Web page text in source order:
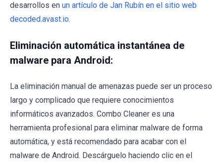
desarrollos en un artículo de Jan Rubín en el sitio web
decoded.avast.io.
Eliminación automática instantánea de
malware para Android:
La eliminación manual de amenazas puede ser un proceso
largo y complicado que requiere conocimientos
informáticos avanzados. Combo Cleaner es una
herramienta profesional para eliminar malware de forma
automática, y está recomendado para acabar con el
malware de Android. Descárguelo haciendo clic en el